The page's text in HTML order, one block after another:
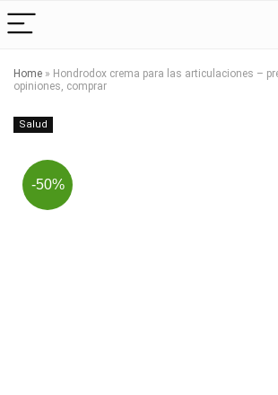
Home » Hondrodox crema para las articulaciones –
opiniones, comprar
Salud
-50%